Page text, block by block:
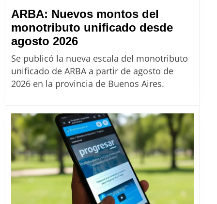
ARBA: Nuevos montos del
monotributo unificado desde
agosto 2026ARBA:
Nuevos
montos
del
desde
agosto
2026
Se publicó la nueva escala del monotributo
unificado de ARBA a partir de agosto de
2026 en la provincia de Buenos Aires.